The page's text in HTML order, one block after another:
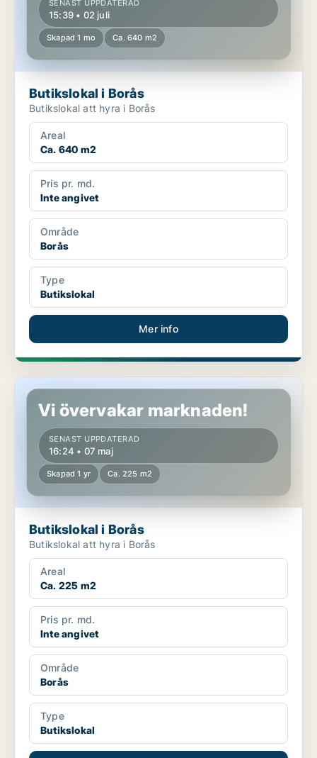
SENAST UPPDATERAD
15:39 • 02 juli
Skapad 1 mo Ca. 640 m2
Butikslokal i Borås
Butikslokal att hyra i Borås
Areal
Ca. 640 m2
Pris pr. md.
Inte angivet
Område
Borås
Type
Butikslokal
Mer info
Butikslokal i Borås
Vi övervakar marknaden!
SENAST UPPDATERAD
16:24 • 07 maj
Skapad 1 yr Ca. 225 m2
Butikslokal i Borås
Butikslokal att hyra i Borås
Areal
Ca. 225 m2
Pris pr. md.
Inte angivet
Område
Borås
Type
Butikslokal